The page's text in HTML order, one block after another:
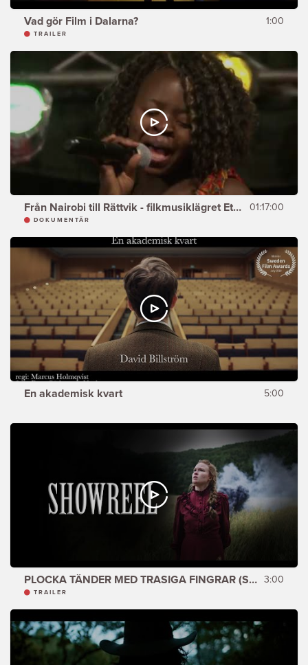
Vad gör Film i Dalarna? 1:00
TRAILER
Från Nairobi till Rättvik - filkmusiklägret Ethno 01:17:00
DOKUMENTÄR
En akademisk kvart 5:00
PLOCKA TÄNDER MED TRASIGA FINGRAR (SHOWREEL) 3:00
TRAILER